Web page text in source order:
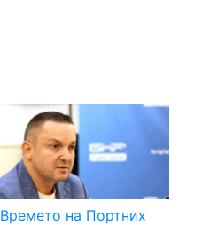
Времето на Портних